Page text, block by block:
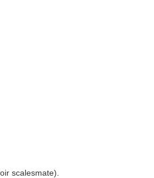
scalesmate).